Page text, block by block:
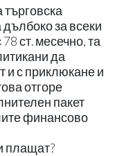
за всеки
ст. месечно, та
да
и с приклюкане и
отгоре
пакет
финансово
плащат?